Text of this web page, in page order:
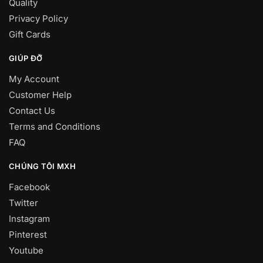
Quality
Privacy Policy
Gift Cards
GIÚP ĐỠ
My Account
Customer Help
Contact Us
Terms and Conditions
FAQ
CHÚNG TÔI MXH
Facebook
Twitter
Instagram
Pinterest
Youtube